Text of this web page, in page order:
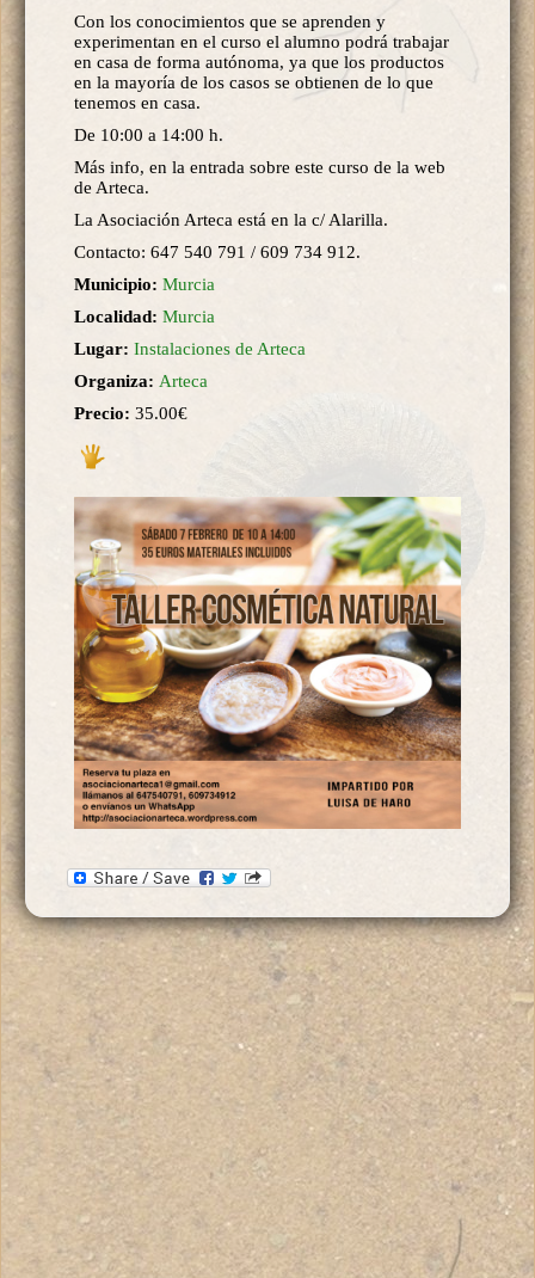
Con los conocimientos que se aprenden y
experimentan en el curso el alumno podrá trabajar
en casa de forma autónoma, ya que los productos
en la mayoría de los casos se obtienen de lo que
tenemos en casa.
De 10:00 a 14:00 h.
Más info, en la entrada sobre este curso de la web
de Arteca.
La Asociación Arteca está en la c/ Alarilla.
Contacto: 647 540 791 / 609 734 912.
Municipio: Murcia
Localidad: Murcia
Lugar: Instalaciones de Arteca
Organiza: Arteca
Precio: 35.00€